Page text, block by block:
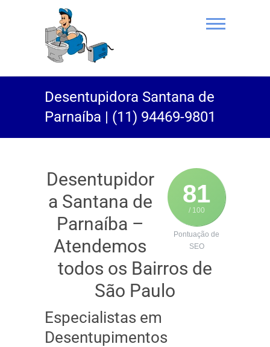
(11) 94469-
9801 |
Desentupidora
Rei do Esgoto
Desentupidora Santana de
Parnaíba | (11) 94469-9801
81
/ 100
Pontuação de
SEO
Desentupidor
a Santana de
Parnaíba –
Atendemos
todos os Bairros de
São Paulo
Especialistas em
Desentupimentos